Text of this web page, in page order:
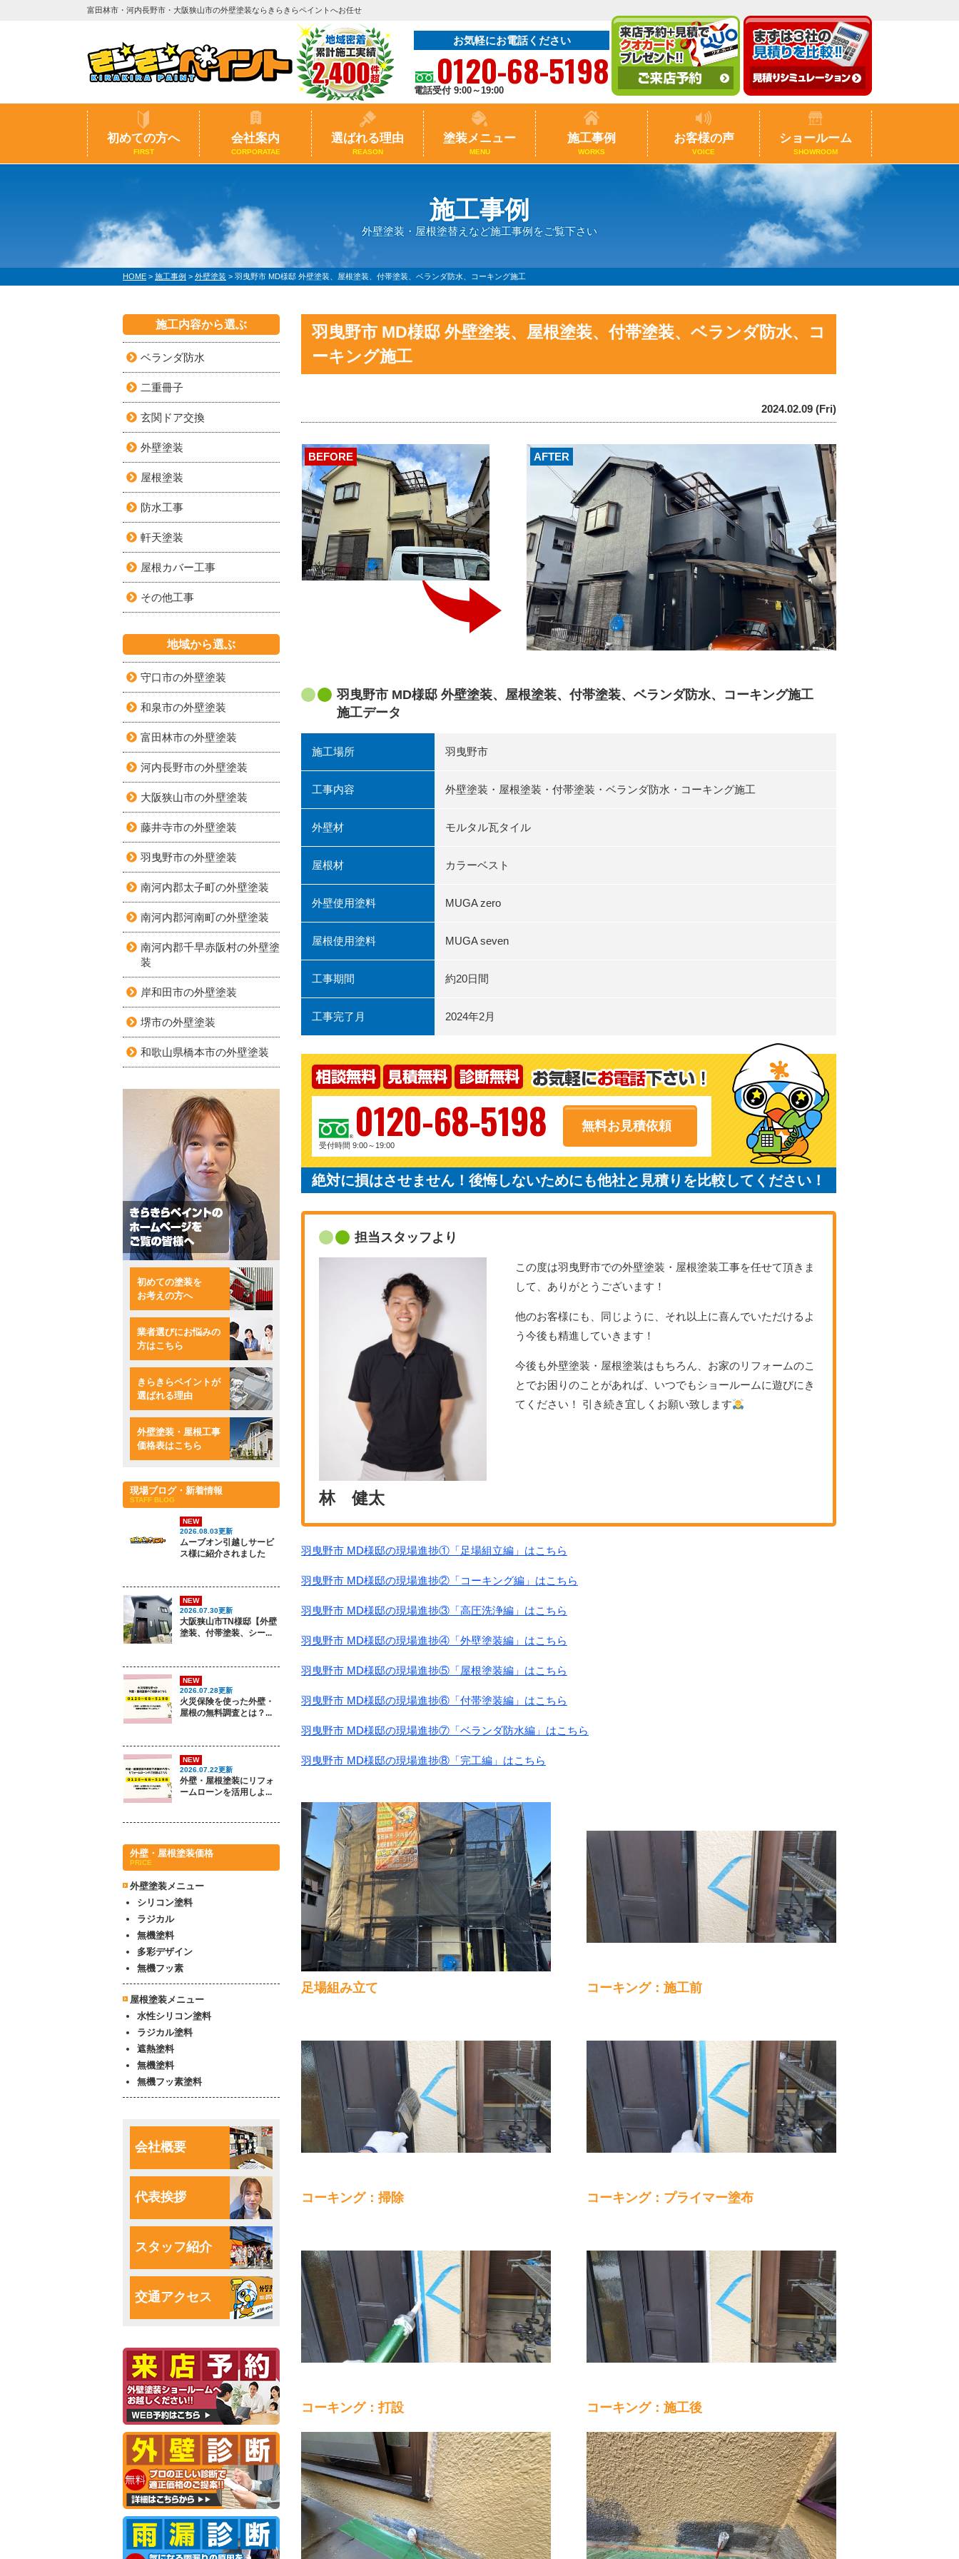
富田林市・河内長野市・大阪狭山市の外壁塗装ならきらきらペイントへお任せ
お気軽にお電話ください
0120-68-5198
電話受付 9:00～19:00
初めての方へ
FIRST
会社案内
CORPORATAE
選ばれる理由
REASON
塗装メニュー
MENU
施工事例
WORKS
お客様の声
VOICE
ショールーム
SHOWROOM
施工事例
外壁塗装・屋根塗替えなど施工事例をご覧下さい
HOME > 施工事例 > 外壁塗装 > 羽曳野市 MD様邸 外壁塗装、屋根塗装、付帯塗装、ベランダ防水、コーキング施工
羽曳野市 MD様邸 外壁塗装、屋根塗装、付帯塗装、ベランダ防水、コ
ーキング施工
2024.02.09 (Fri)
AFTER
BEFORE
羽曳野市 MD様邸 外壁塗装、屋根塗装、付帯塗装、ベランダ防水、コーキング施工
施工データ
施工場所 羽曳野市
工事内容 外壁塗装・屋根塗装・付帯塗装・ベランダ防水・コーキング施工
外壁材 モルタル瓦タイル
屋根材 カラーベスト
外壁使用塗料 MUGA zero
屋根使用塗料 MUGA seven
工事期間 約20日間
工事完了月 2024年2月
0120-68-5198
受付時間 9:00～19:00
無料お見積依頼
絶対に損はさせません！後悔しないためにも他社と見積りを比較してください！
担当スタッフより
林 健太
この度は羽曳野市での外壁塗装・屋根塗装工事を任せて頂きま
して、ありがとうございます！
他のお客様にも、同じように、それ以上に喜んでいただけるよ
う今後も精進していきます！
今後も外壁塗装・屋根塗装はもちろん、お家のリフォームのこ
とでお困りのことがあれば、いつでもショールームに遊びにき
てください！ 引き続き宜しくお願い致します
羽曳野市 MD様邸の現場進捗①「足場組立編」はこちら
羽曳野市 MD様邸の現場進捗②「コーキング編」はこちら
羽曳野市 MD様邸の現場進捗③「高圧洗浄編」はこちら
羽曳野市 MD様邸の現場進捗④「外壁塗装編」はこちら
羽曳野市 MD様邸の現場進捗⑤「屋根塗装編」はこちら
羽曳野市 MD様邸の現場進捗⑥「付帯塗装編」はこちら
羽曳野市 MD様邸の現場進捗⑦「ベランダ防水編」はこちら
羽曳野市 MD様邸の現場進捗⑧「完工編」はこちら
足場組み立て コーキング：施工前
コーキング：掃除 コーキング：プライマー塗布
コーキング：打設 コーキング：施工後
施工内容から選ぶ
ベランダ防水
二重冊子
玄関ドア交換
外壁塗装
屋根塗装
防水工事
軒天塗装
屋根カバー工事
その他工事
地域から選ぶ
守口市の外壁塗装
和泉市の外壁塗装
富田林市の外壁塗装
河内長野市の外壁塗装
大阪狭山市の外壁塗装
藤井寺市の外壁塗装
羽曳野市の外壁塗装
南河内郡太子町の外壁塗装
南河内郡河南町の外壁塗装
南河内郡千早赤阪村の外壁塗
装
岸和田市の外壁塗装
堺市の外壁塗装
和歌山県橋本市の外壁塗装
初めての塗装を
お考えの方へ
業者選びにお悩みの
方はこちら
きらきらペイントが
選ばれる理由
外壁塗装・屋根工事
価格表はこちら
現場ブログ・新着情報
STAFF BLOG
NEW
2026.08.03更新
ムーブオン引越しサービ
ス様に紹介されました
NEW
2026.07.30更新
大阪狭山市TN様邸【外壁
塗装、付帯塗装、シー...
NEW
2026.07.28更新
火災保険を使った外壁・
屋根の無料調査とは？...
NEW
2026.07.22更新
外壁・屋根塗装にリフォ
ームローンを活用しよ...
外壁・屋根塗装価格
PRICE
外壁塗装メニュー
シリコン塗料
ラジカル
無機塗料
多彩デザイン
無機フッ素
屋根塗装メニュー
水性シリコン塗料
ラジカル塗料
遮熱塗料
無機塗料
無機フッ素塗料
会社概要
代表挨拶
スタッフ紹介
交通アクセス